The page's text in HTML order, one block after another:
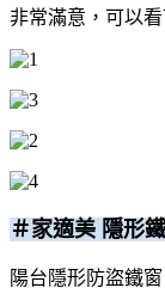
非常滿意，可以
＃家適美 隱形
陽台隱形防盜鐵